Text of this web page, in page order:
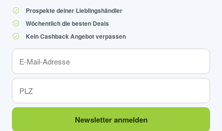
Prospekte deiner Lieblingshändler
Wöchentlich die besten Deals
Kein Cashback Angebot verpassen
Newsletter anmelden